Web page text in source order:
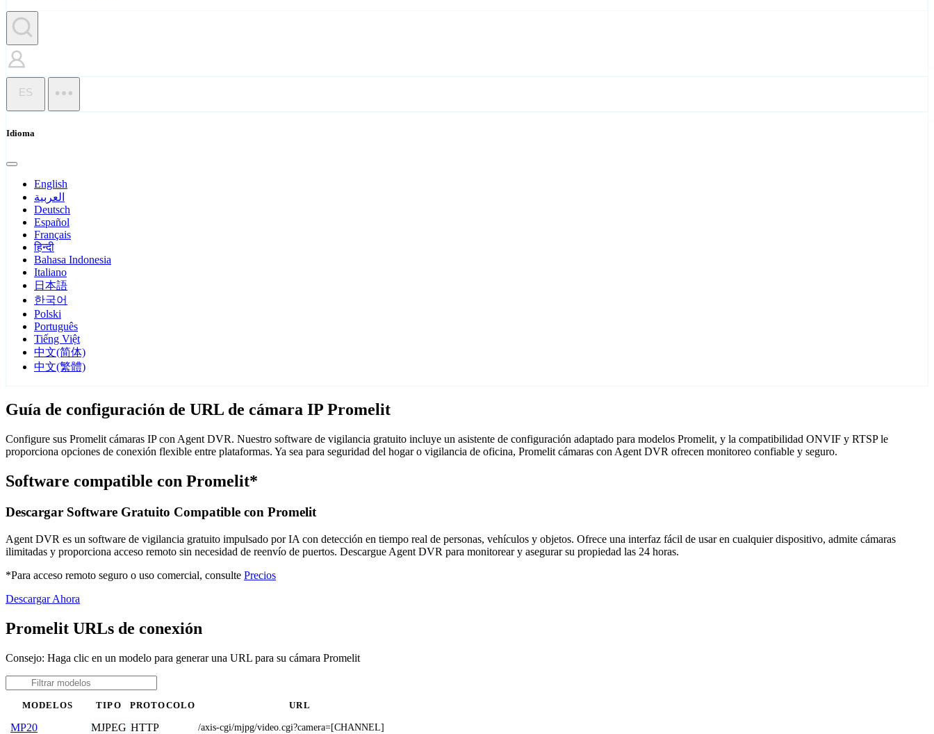
ES
Idioma
English
العربية
Deutsch
Español
Français
हिन्दी
Bahasa Indonesia
Italiano
日本語
한국어
Polski
Português
Tiếng Việt
中文(简体)
中文(繁體)
Guía de configuración de URL de cámara IP Promelit
Configure sus Promelit cámaras IP con Agent DVR. Nuestro software de vigilancia gratuito incluye un asistente de configuración adaptado para modelos Promelit, y la compatibilidad ONVIF y RTSP le
proporciona opciones de conexión flexible entre plataformas. Ya sea para seguridad del hogar o vigilancia de oficina, Promelit cámaras con Agent DVR ofrecen monitoreo confiable y seguro.
Software compatible con Promelit*
Descargar Software Gratuito Compatible con Promelit
Agent DVR es un software de vigilancia gratuito impulsado por IA con detección en tiempo real de personas, vehículos y objetos. Ofrece una interfaz fácil de usar en cualquier dispositivo, admite cámaras
ilimitadas y proporciona acceso remoto sin necesidad de reenvío de puertos. Descargue Agent DVR para monitorear y asegurar su propiedad las 24 horas.
*Para acceso remoto seguro o uso comercial, consulte Precios
Descargar Ahora
Promelit URLs de conexión
Consejo: Haga clic en un modelo para generar una URL para su cámara Promelit
MODELOS TIPO PROTOCOLO URL
MP20 MJPEG HTTP /axis-cgi/mjpg/video.cgi?camera=[CHANNEL]